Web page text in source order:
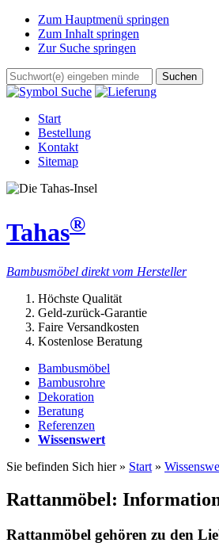
Zum Hauptmenü springen
Zum Inhalt springen
Zur Suche springen
Start
Bestellung
Kontakt
Sitemap
Tahas®
Bambusmöbel direkt vom Hersteller
Höchste Qualität
Geld-zurück-Garantie
Faire Versandkosten
Kostenlose Beratung
Bambusmöbel
Bambusrohre
Dekoration
Beratung
Referenzen
Wissenswert
Sie befinden Sich hier » Start »
Rattanmöbel:
Rattanmöbel gehören zu den